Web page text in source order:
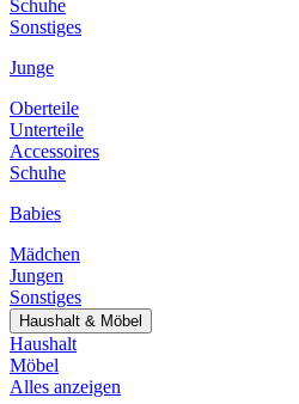
Schuhe
Sonstiges
Junge
Oberteile
Unterteile
Accessoires
Schuhe
Babies
Mädchen
Jungen
Sonstiges
Haushalt & Möbel
Haushalt
Möbel
Alles anzeigen